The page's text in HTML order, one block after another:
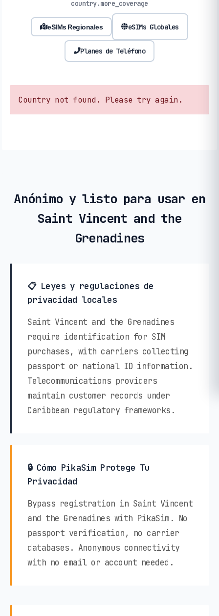
country.more_coverage
eSIMs Regionales eSIMs Globales
Planes de Teléfono
Country not found. Please try again.
Anónimo y listo para usar en
Saint Vincent and the
Grenadines
📋 Leyes y regulaciones de
privacidad locales
Saint Vincent and the Grenadines
require identification for SIM
purchases, with carriers collecting
passport or national ID information.
Telecommunications providers
maintain customer records under
Caribbean regulatory frameworks.
🔒 Cómo PikaSim Protege Tu
Privacidad
Bypass registration in Saint Vincent
and the Grenadines with PikaSim. No
passport verification, no carrier
databases. Anonymous connectivity
with no email or account needed.